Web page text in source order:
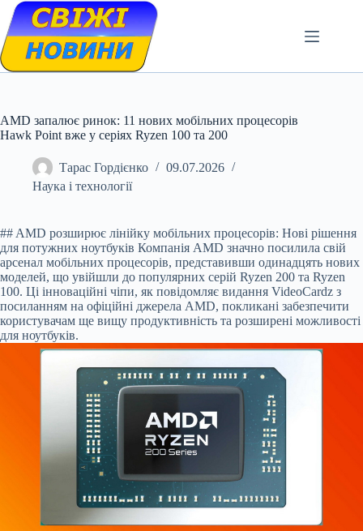
Skip
content
AMD запалює ринок: 11 нових мобільних процесорів
Hawk Point вже у серіях Ryzen 100 та 200
Тарас Гордієнко
09.07.2026
Наука і технології
## AMD розширює лінійку мобільних процесорів: Нові рішення
для потужних ноутбуків Компанія AMD значно посилила свій
арсенал мобільних процесорів, представивши одинадцять нових
моделей, що увійшли до популярних серій Ryzen 200 та Ryzen
100. Ці інноваційні чіпи, як повідомляє видання VideoCardz з
посиланням на офіційні джерела AMD, покликані забезпечити
користувачам ще вищу продуктивність та розширені можливості
для ноутбуків.